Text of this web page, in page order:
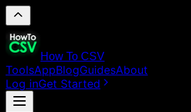
How To CSV
ToolsAppBlogGuidesAbout
Log inGet Started